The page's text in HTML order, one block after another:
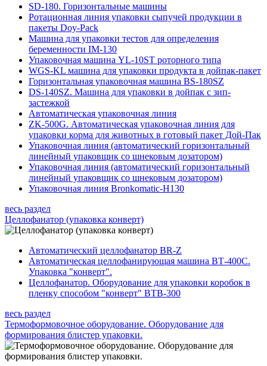
SD-180. Горизонтальные машины
Ротационная линия упаковки сыпучей продукции в
пакеты Doy-Pack
Машина для упаковки тестов для определения
беременности IM-130
Упаковочная машина YL-10ST роторного типа
WGS-KL машина для упаковки продукта в дойпак-пакет
Горизонтальная упаковочная машина BS-180SZ
DS-140SZ. Mашина для упаковки в дойпак с зип-
застежкой
Автоматическая упаковочная линия
ZK-500G. Автоматическая упаковочная линия для
упаковки корма для животных в готовый пакет Дой-Пак
Упаковочная линия (автоматический горизонтальный
линейный упаковщик со шнековым дозатором)
Упаковочная линия (автоматический горизонтальный
линейный упаковщик со шнековым дозатором)
Упаковочная линия Bronkomatic-H130
весь раздел
Целлофанатор (упаковка конверт)
Автоматический целлофанатор BR-Z
Автоматическая целлофанирующая машина ВТ-400С.
Упаковка "конверт".
Целлофанатор. Оборудование для упаковки коробок в
пленку способом "конверт" BTB-300
весь раздел
Термоформовочное оборудование. Оборудование для
формирования блистер упаковки.